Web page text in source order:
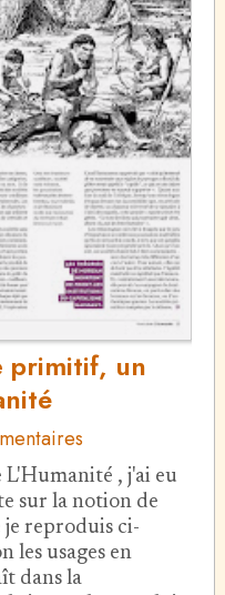
primitif, un
, j'ai eu
sur la notion de
reproduis ci-
les usages en
dans la